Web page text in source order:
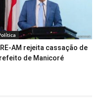
AM rejeita cassação de
de Manicoré